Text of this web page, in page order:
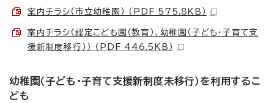
案内チラシ（市立幼稚園） （PDF 575.8KB）
案内チラシ（認定こども園（教育）、幼稚園（子ども・子育て支
援新制度移行）） （PDF 446.5KB）
幼稚園（子ども・子育て支援新制度未移行）を利用するこ
ども